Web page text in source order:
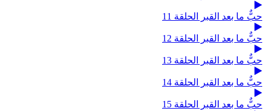
حبٌّ ما بعد القبر الحلقة 11
حبٌّ ما بعد القبر الحلقة 12
حبٌّ ما بعد القبر الحلقة 13
حبٌّ ما بعد القبر الحلقة 14
حبٌّ ما بعد القبر الحلقة 15